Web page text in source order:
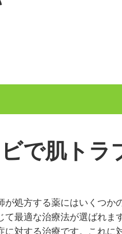
で肌トラ
処方する薬にはいくつか
最適な治療法が選ばれま
対する治療です。これに